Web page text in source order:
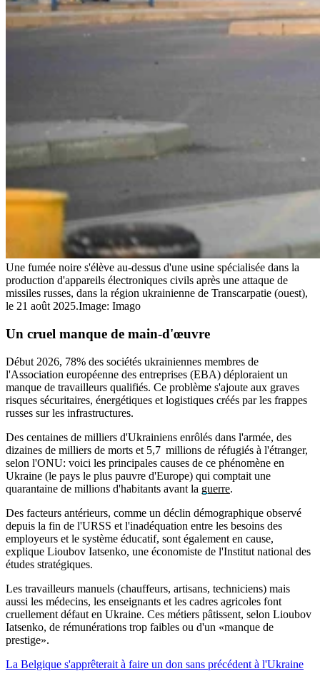
Une fumée noire s'élève au-dessus d'une usine spécialisée dans la
production d'appareils électroniques civils après une attaque de
missiles russes, dans la région ukrainienne de Transcarpatie (ouest),
le 21 août 2025.Image: Imago
Un cruel manque de main-d'œuvre
Début 2026, 78% des sociétés ukrainiennes membres de
l'Association européenne des entreprises (EBA) déploraient un
manque de travailleurs qualifiés. Ce problème s'ajoute aux graves
risques sécuritaires, énergétiques et logistiques créés par les frappes
russes sur les infrastructures.
Des centaines de milliers d'Ukrainiens enrôlés dans l'armée, des
dizaines de milliers de morts et 5,7 millions de réfugiés à l'étranger,
selon l'ONU: voici les principales causes de ce phénomène en
Ukraine (le pays le plus pauvre d'Europe) qui comptait une
quarantaine de millions d'habitants avant la guerre.
Des facteurs antérieurs, comme un déclin démographique observé
depuis la fin de l'URSS et l'inadéquation entre les besoins des
employeurs et le système éducatif, sont également en cause,
explique Lioubov Iatsenko, une économiste de l'Institut national des
études stratégiques.
Les travailleurs manuels (chauffeurs, artisans, techniciens) mais
aussi les médecins, les enseignants et les cadres agricoles font
cruellement défaut en Ukraine. Ces métiers pâtissent, selon Lioubov
Iatsenko, de rémunérations trop faibles ou d'un «manque de
prestige».
La Belgique s'apprêterait à faire un don sans précédent à l'Ukraine